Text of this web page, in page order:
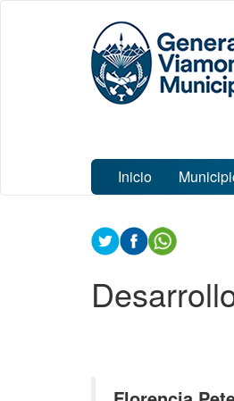
Municipalidad
de General
Viamonte
Inicio
Contenido
principal